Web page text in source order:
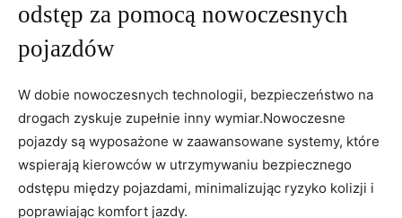
odstęp za pomocą nowoczesnych
pojazdów
W dobie nowoczesnych technologii, bezpieczeństwo na
drogach zyskuje zupełnie inny wymiar.Nowoczesne
pojazdy są wyposażone w zaawansowane systemy, które
wspierają kierowców w utrzymywaniu bezpiecznego
odstępu między pojazdami, minimalizując ryzyko kolizji i
poprawiając komfort jazdy.